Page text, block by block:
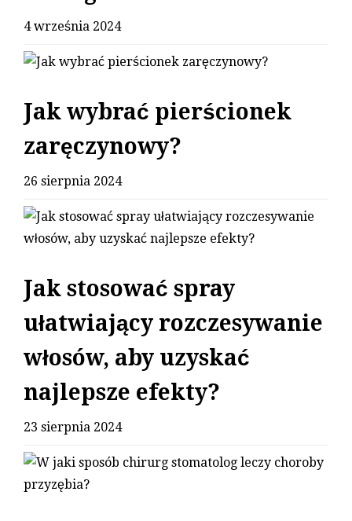
4 września 2024
Jak wybrać pierścionek
zaręczynowy?
26 sierpnia 2024
Jak stosować spray
ułatwiający rozczesywanie
włosów, aby uzyskać
najlepsze efekty?
23 sierpnia 2024